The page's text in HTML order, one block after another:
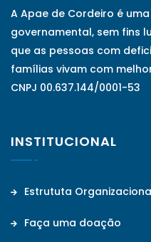
A Apae de Cordeiro é
governamental, sem fins
que as pessoas com
famílias vivam com
CNPJ 00.637.144/0001-53
INSTITUCIONAL
Estrututa
Faça uma doação